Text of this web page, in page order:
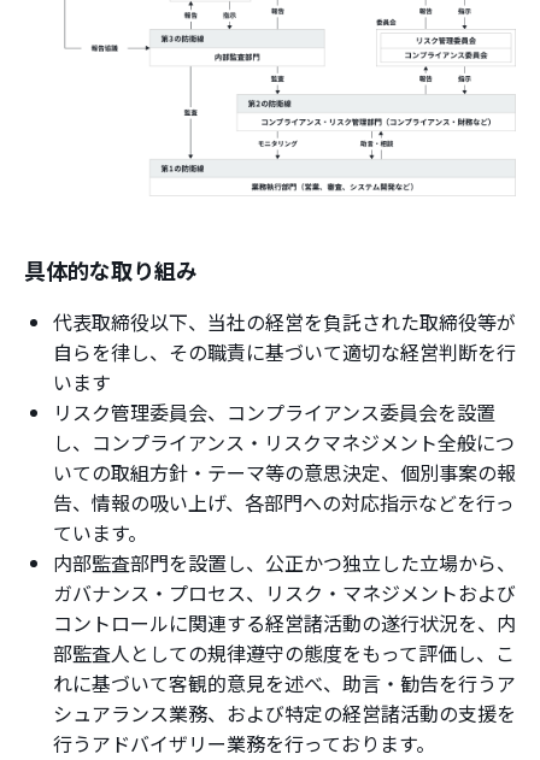
具体的な取り組み
代表取締役以下、当社の経営を負託された取締役等が
自らを律し、その職責に基づいて適切な経営判断を行
います
リスク管理委員会、コンプライアンス委員会を設置
し、コンプライアンス・リスクマネジメント全般につ
いての取組方針・テーマ等の意思決定、個別事案の報
告、情報の吸い上げ、各部門への対応指示などを行っ
ています。
内部監査部門を設置し、公正かつ独立した立場から、
ガバナンス・プロセス、リスク・マネジメントおよび
コントロールに関連する経営諸活動の遂行状況を、内
部監査人としての規律遵守の態度をもって評価し、こ
れに基づいて客観的意見を述べ、助言・勧告を行うア
シュアランス業務、および特定の経営諸活動の支援を
行うアドバイザリー業務を行っております。